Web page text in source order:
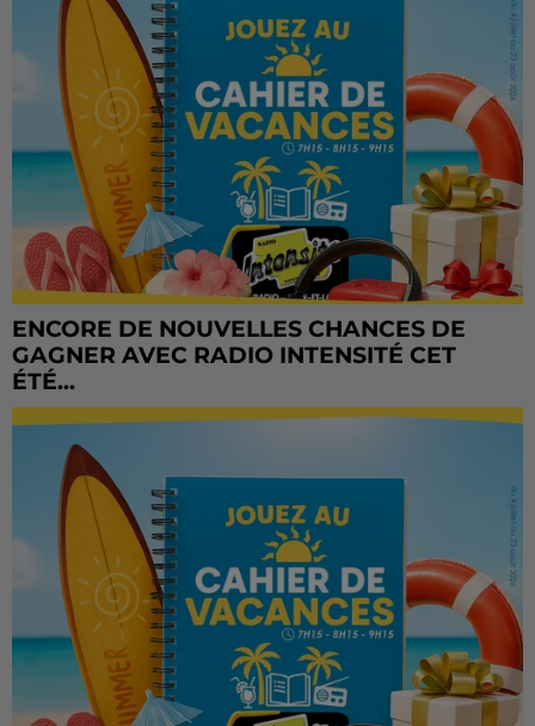
ENCORE DE NOUVELLES CHANCES DE
GAGNER AVEC RADIO INTENSITÉ CET
ÉTÉ...